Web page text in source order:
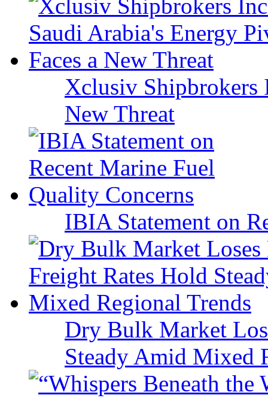
Xclusiv Shipbrokers
New Threat
IBIA Statement on
Dry Bulk Market
Steady Amid Mixed